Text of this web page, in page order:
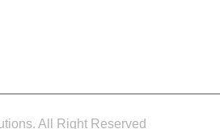
All Right Reserved